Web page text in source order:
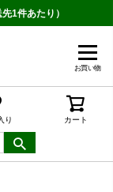
1件あたり）
お買い物
り カート